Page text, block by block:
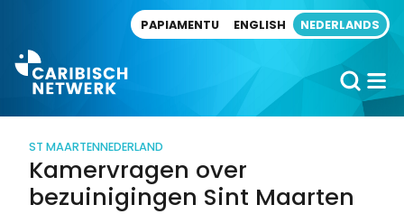
PAPIAMENTU ENGLISH NEDERLANDS
ST MAARTENNEDERLAND
Kamervragen over
bezuinigingen Sint Maarten